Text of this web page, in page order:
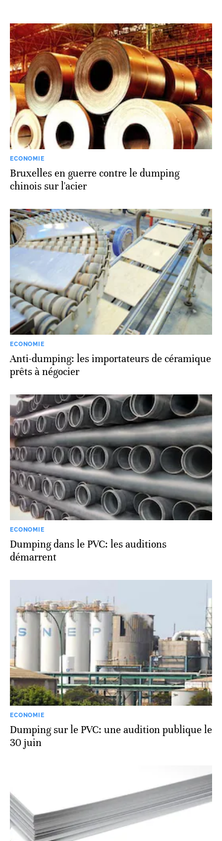
ECONOMIE
Bruxelles en guerre contre le dumping
chinois sur l'acier
ECONOMIE
Anti-dumping: les importateurs de céramique
prêts à négocier
ECONOMIE
Dumping dans le PVC: les auditions
démarrent
ECONOMIE
Dumping sur le PVC: une audition publique le
30 juin